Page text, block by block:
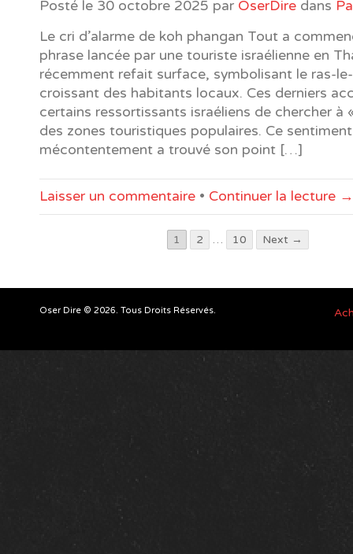
Posté le 30 octobre 2025 par OserDire dans
Le cri d’alarme de koh phangan Tout a
phrase lancée par une touriste israélienne en
récemment refait surface, symbolisant le ras-
croissant des habitants locaux. Ces derniers
certains ressortissants israéliens de chercher à
des zones touristiques populaires. Ce
mécontentement a trouvé son point […]
Laisser un commentaire • Continuer la lecture →
1 2 … 10 Next →
Oser Dire © 2026. Tous Droits Réservés.